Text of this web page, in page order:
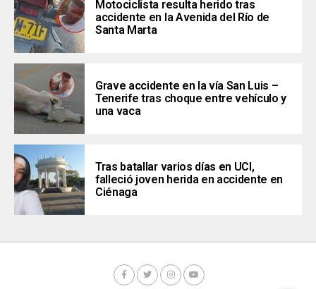
Motociclista resulta herido tras
accidente en la Avenida del Río de
Santa Marta
Grave accidente en la vía San Luis –
Tenerife tras choque entre vehículo y
una vaca
Tras batallar varios días en UCI,
falleció joven herida en accidente en
Ciénaga